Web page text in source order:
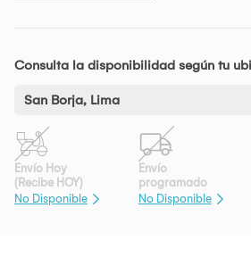
Consulta la disponibilidad según tu
San Borja, Lima
Envío Hoy
(Recibe HOY)
No Disponible
Envío
programado
No Disponible